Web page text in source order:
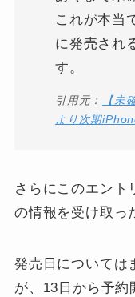
これが本当
に発売され
す。
引用元：
【未
より次期
さらにこのエント
の情報を受け取っ
発売日については
が、13日から予約